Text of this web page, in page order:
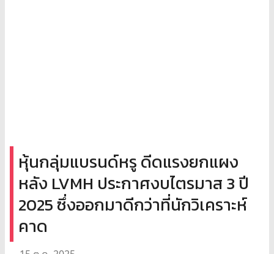
หุ้นกลุ่มแบรนด์หรู ดีดแรงยกแผง
หลัง LVMH ประกาศงบไตรมาส 3 ปี
2025 ซึ่งออกมาดีกว่าที่นักวิเคราะห์
คาด